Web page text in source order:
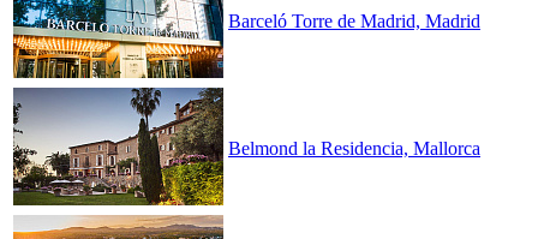
Barceló Torre de Madrid, Madrid
Belmond la Residencia, Mallorca